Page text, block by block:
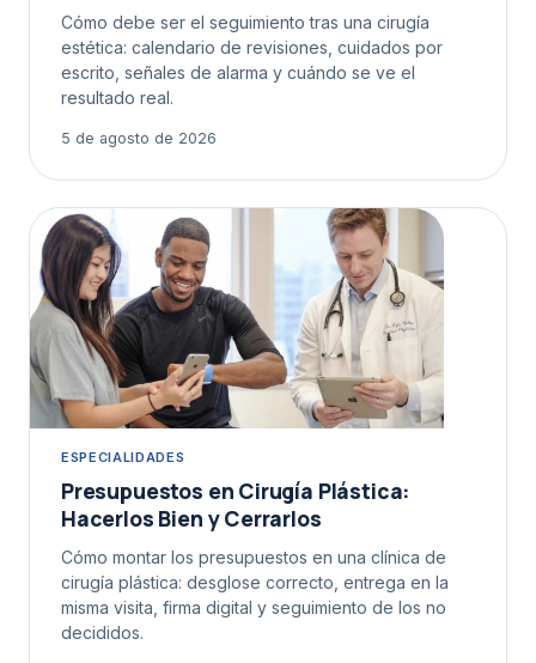
Cómo debe ser el seguimiento tras una cirugía
estética: calendario de revisiones, cuidados por
escrito, señales de alarma y cuándo se ve el
resultado real.
5 de agosto de 2026
ESPECIALIDADES
Presupuestos en Cirugía Plástica:
Hacerlos Bien y Cerrarlos
Cómo montar los presupuestos en una clínica de
cirugía plástica: desglose correcto, entrega en la
misma visita, firma digital y seguimiento de los no
decididos.